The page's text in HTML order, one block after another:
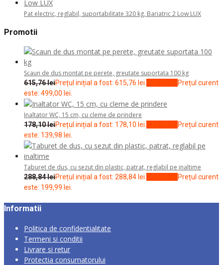
Pat electric, reglabil, suportabilitate 320 kg, Bariatric 2 Low LUX
Promotii
Scaun de dus montat pe perete, greutate suportata 100 kg
615,76leiPrețul inițial a fost: 615,76 lei.
Prețul curent
este: 499,00 lei.
Inaltator WC, 15 cm, cu cleme de prindere
178,10leiPrețul inițial a fost: 178,10 lei.
Prețul curent
este: 139,98 lei.
Taburet de dus, cu sezut din plastic, patrat, reglabil pe inaltime
288,84leiPrețul inițial a fost: 288,84 lei.
Prețul curent
este: 199,99 lei.
Informatii
Politica de confidentialitate
Termeni si conditii
Livrare si retur
Protectia consumatorului